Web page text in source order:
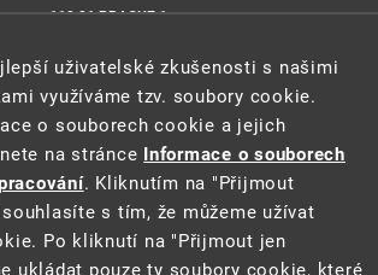
118 21 PRAGUE 1
Hosted by
CZECH GEOLOGICAL SURVEY
Email
CLR@GEOLOGY.CZ
uživatelské zkušenosti s našimi
využíváme tzv. soubory cookie.
o souborech cookie a jejich
na stránce Informace o souborech
. Kliknutím na "Přijmout
s tím, že můžeme užívat
Po kliknutí na "Přijmout jen
ukládat pouze ty soubory cookie, které